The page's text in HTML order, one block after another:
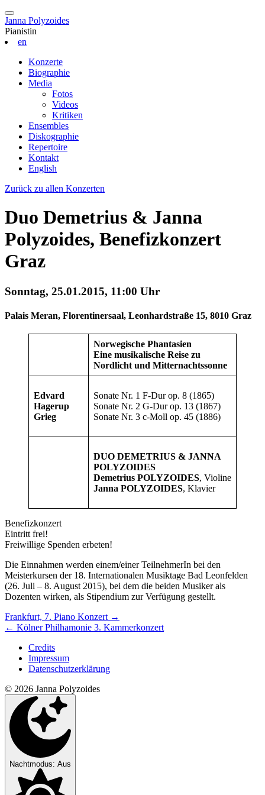
Janna Polyzoides
Pianistin
en
Konzerte
Biographie
Media
Fotos
Videos
Kritiken
Ensembles
Diskographie
Repertoire
Kontakt
English
Zurück zu allen Konzerten
Duo Demetrius & Janna
Polyzoides, Benefizkonzert
Graz
Sonntag, 25.01.2015, 11:00 Uhr
Palais Meran, Florentinersaal, Leonhardstraße 15, 8010 Graz
Norwegische Phantasien
Eine musikalische Reise zu
Nordlicht und Mitternachtssonne
Edvard
Hagerup
Grieg
Sonate Nr. 1 F-Dur op. 8 (1865)
Sonate Nr. 2 G-Dur op. 13 (1867)
Sonate Nr. 3 c-Moll op. 45 (1886)
DUO DEMETRIUS & JANNA
POLYZOIDES
Demetrius POLYZOIDES, Violine
Janna POLYZOIDES, Klavier
Benefizkonzert
Eintritt frei!
Freiwillige Spenden erbeten!
Die Einnahmen werden einem/einer TeilnehmerIn bei den
Meisterkursen der 18. Internationalen Musiktage Bad Leonfelden
(26. Juli – 8. August 2015), bei dem die beiden Musiker als
Dozenten wirken, als Stipendium zur Verfügung gestellt.
Nächstes/Vorheriges
Konzert
Frankfurt, 7. Piano Konzert →
← Kölner Philhamonie 3. Kammerkonzert
Credits
Impressum
Datenschutzerklärung
© 2026 Janna Polyzoides
Nachtmodus: Aus